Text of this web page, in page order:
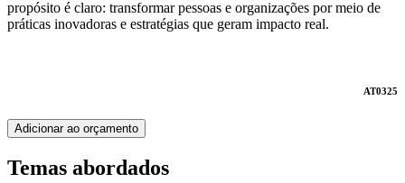
propósito é claro: transformar pessoas e organizações por meio de
práticas inovadoras e estratégias que geram impacto real.
AT0325
Adicionar ao orçamento
Temas abordados